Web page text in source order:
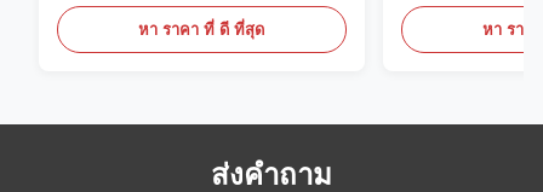
หา ราคา ที่ ดี ที่สุด หา ราค
ส่งคำถาม